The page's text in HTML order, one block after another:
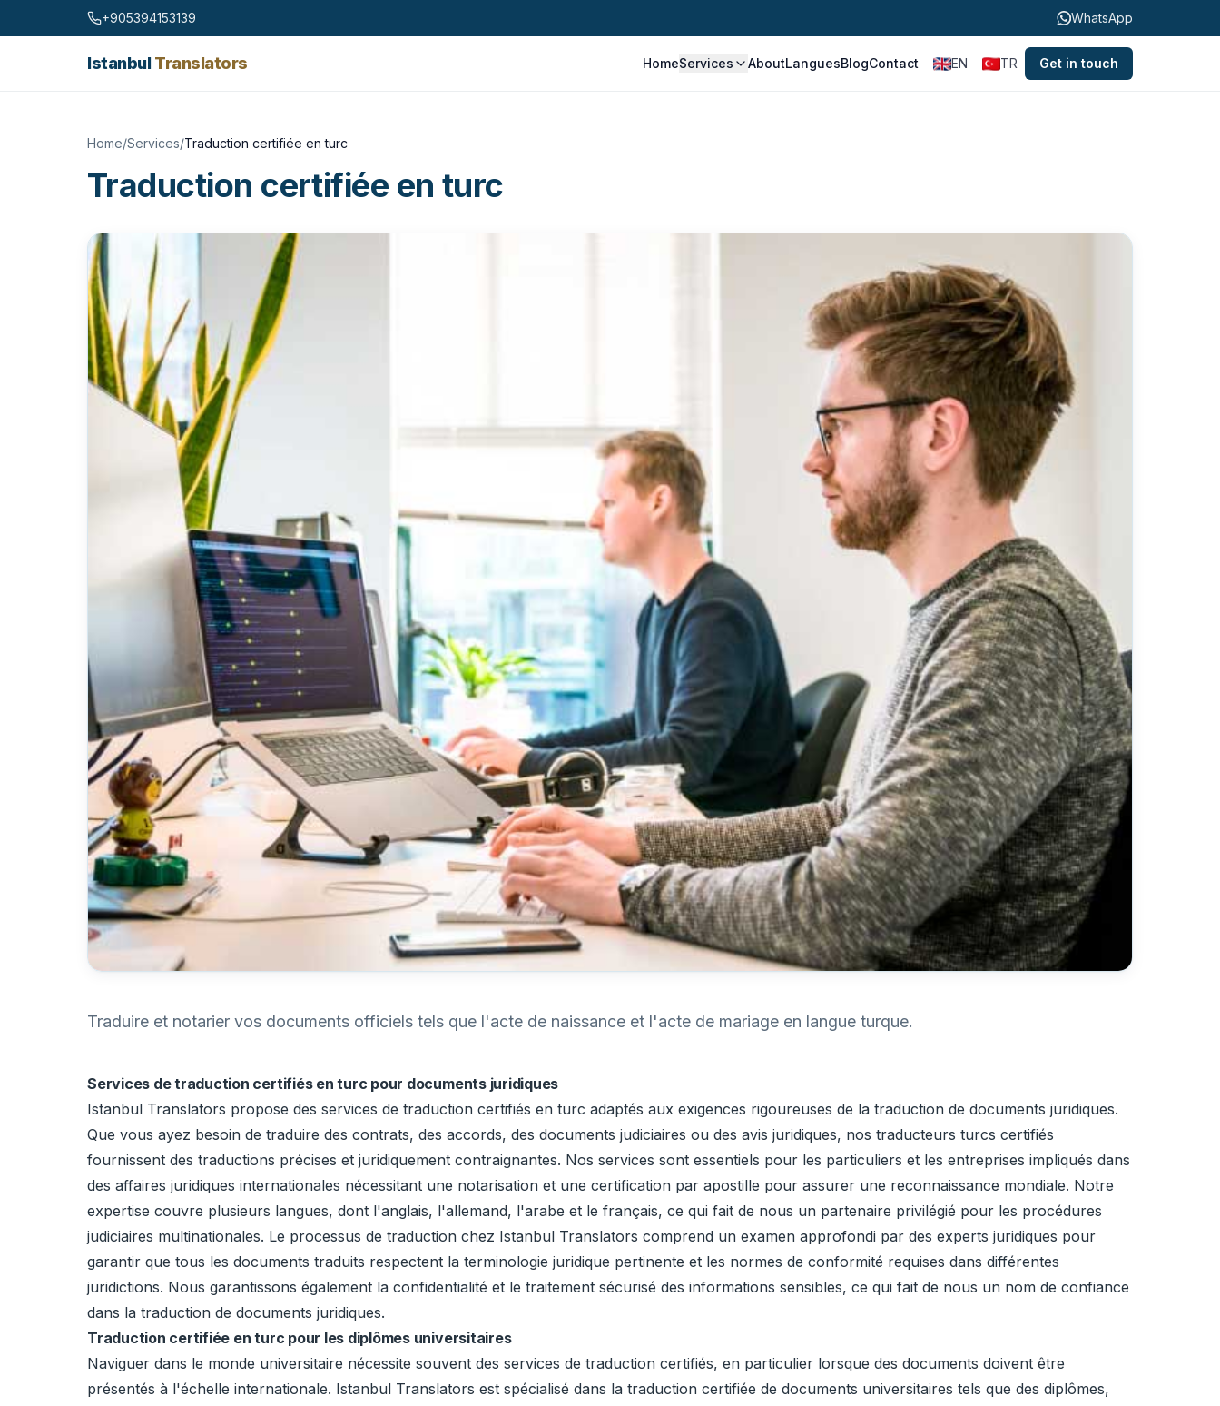
Skip to content +905394153139 WhatsApp
IstanbulTranslators HomeServices AboutLanguesBlogContact EN TR Get in touch
Home/Services/Traduction certifiée en turc
Traduction certifiée en turc
Traduire et notarier vos documents officiels tels que l'acte de naissance et l'acte de mariage en langue turque.
Services de traduction certifiés en turc pour documents juridiques
Istanbul Translators propose des services de traduction certifiés en turc adaptés aux exigences rigoureuses de la traduction de documents juridiques.
Que vous ayez besoin de traduire des contrats, des accords, des documents judiciaires ou des avis juridiques, nos traducteurs turcs certifiés
fournissent des traductions précises et juridiquement contraignantes. Nos services sont essentiels pour les particuliers et les entreprises impliqués dans
des affaires juridiques internationales nécessitant une notarisation et une certification par apostille pour assurer une reconnaissance mondiale. Notre
expertise couvre plusieurs langues, dont l'anglais, l'allemand, l'arabe et le français, ce qui fait de nous un partenaire privilégié pour les procédures
judiciaires multinationales. Le processus de traduction chez Istanbul Translators comprend un examen approfondi par des experts juridiques pour
garantir que tous les documents traduits respectent la terminologie juridique pertinente et les normes de conformité requises dans différentes
juridictions. Nous garantissons également la confidentialité et le traitement sécurisé des informations sensibles, ce qui fait de nous un nom de confiance
dans la traduction de documents juridiques.
Traduction certifiée en turc pour les diplômes universitaires
Naviguer dans le monde universitaire nécessite souvent des services de traduction certifiés, en particulier lorsque des documents doivent être
présentés à l'échelle internationale. Istanbul Translators est spécialisé dans la traduction certifiée de documents universitaires tels que des diplômes,